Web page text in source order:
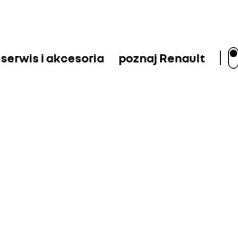
serwis i akcesoria poznaj Renault